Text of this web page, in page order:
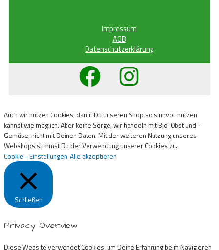
Impressum
AGB
Datenschutzerklärung
Auch wir nutzen Cookies, damit Du unseren Shop so sinnvoll nutzen
kannst wie möglich. Aber keine Sorge, wir handeln mit Bio-Obst und -
Gemüse, nicht mit Deinen Daten. Mit der weiteren Nutzung unseres
Webshops stimmst Du der Verwendung unserer Cookies zu.
Cookie - Einstellungen Alle akzeptieren
Schließen
Privacy Overview
Diese Website verwendet Cookies, um Deine Erfahrung beim Navigieren